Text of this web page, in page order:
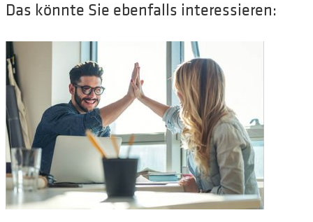
Das könnte Sie ebenfalls interessieren: